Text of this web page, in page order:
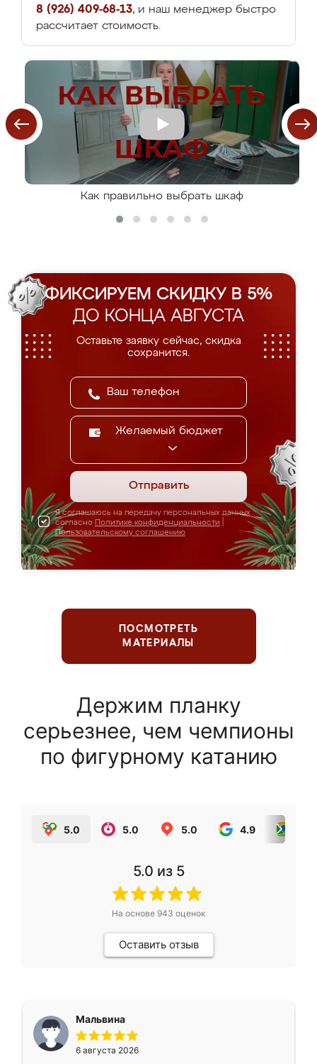
8 (926) 409-68-13, и наш менеджер быстро
рассчитает стоимость.
Как правильно выбрать шкаф
ФИКСИРУЕМ СКИДКУ В 5%
ДО КОНЦА АВГУСТА
Оставьте заявку сейчас, скидка
сохранится.
Желаемый бюджет
Отправить
Я соглашаюсь на передачу персональных данных
согласно Политике конфиденциальности
Пользовательскому соглашению
ПОСМОТРЕТЬ
МАТЕРИАЛЫ
Держим планку
серьезнее, чем чемпионы
по фигурному катанию
5.0 5.0 5.0 4.9
5.0 из 5
На основе 943 оценок
Оставить отзыв
Мальвина
6 августа 2026